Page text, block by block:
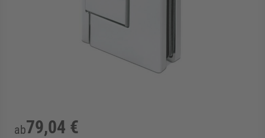
für Kategorie Zargen anzeigen
für Kategorie Aussenverglasung
ab79,04 €